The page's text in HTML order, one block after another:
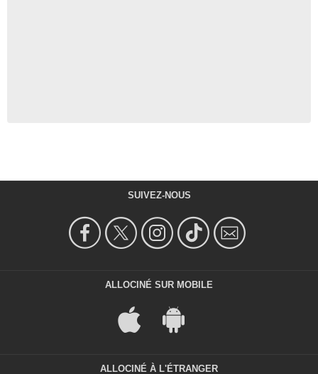
SUIVEZ-NOUS
ALLOCINÉ SUR MOBILE
ALLOCINÉ À L'ÉTRANGER